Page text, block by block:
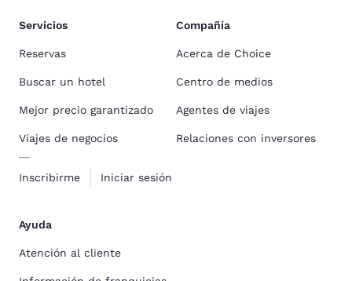
Servicios
Reservas
Buscar un hotel
Mejor precio garantizado
Viajes de negocios
Inscribirme Iniciar sesión
Compañía
Acerca de Choice
Centro de medios
Agentes de viajes
Relaciones con inversores
Ayuda
Atención al cliente